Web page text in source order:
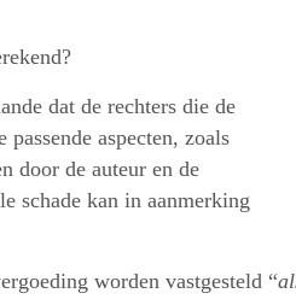
dat de rechters die de
aspecten, zoals
door de auteur en de
schade kan in aanmerking
worden vastgesteld “